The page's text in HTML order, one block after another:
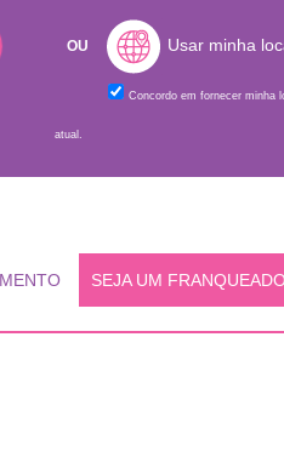
OU Usar minha
Concordo em fornecer minha
atual.
SEJA UM